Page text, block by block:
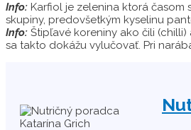
Info: Karfiol je zelenina ktorá
skupiny, predovšetkým kyselinu
Info: Štipľavé koreniny ako čili
sa takto dokážu vylučovať. Pri